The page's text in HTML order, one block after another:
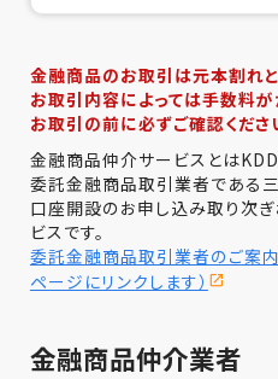
金融商品取引業者：三菱
金融商品仲介業者：KDDI
金融商品のお取引は元本割れと
お取引内容によっては手数料が
お取引の前に必ずご確認くださ
金融商品仲介サービスとは
委託金融商品取引業者である
口座開設のお申し込み取り次
ビスです。
委託金融商品取引業者のご案
ページにリンクします）
金融商品仲介業者